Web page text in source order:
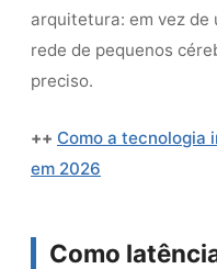
arquitetura: em vez de
rede de pequenos
preciso.
++ Como a tecnologia
em 2026
Como